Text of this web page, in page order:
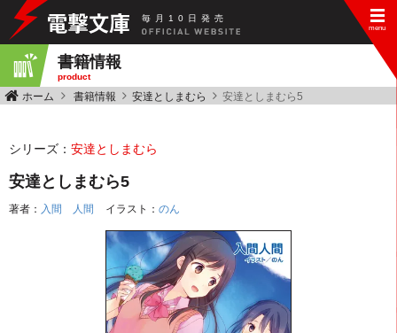
毎 月 10 日 発 売
書籍情報
product
ホーム 書籍情報 安達としまむら 安達としまむら5
シリーズ： 安達としまむら
安達としまむら5
著者： 入間 人間 イラスト： のん